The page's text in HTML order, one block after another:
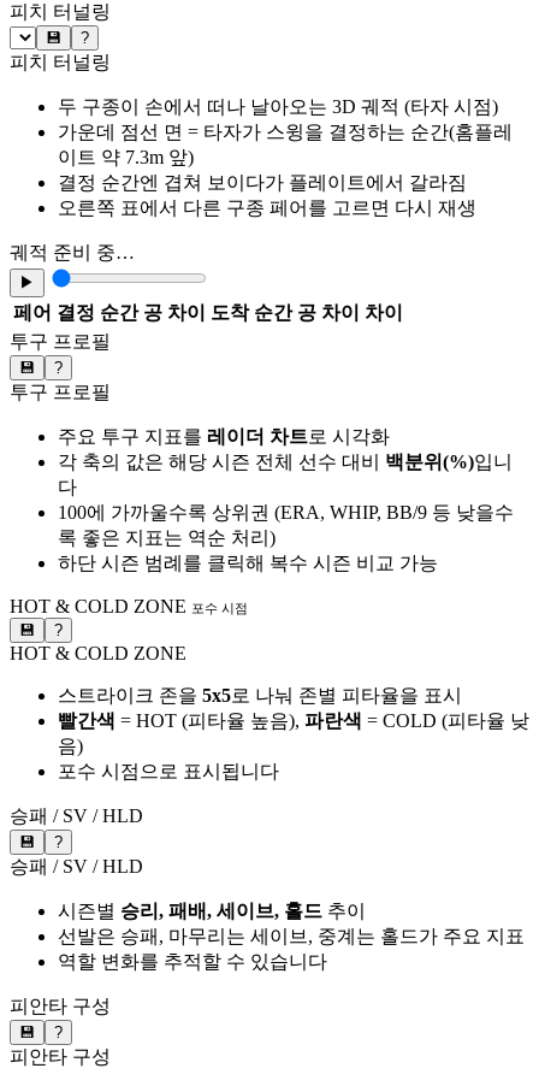
피치 터널링
💾 ?
피치 터널링
두 구종이 손에서 떠나 날아오는 3D 궤적 (타자 시점)
가운데 점선 면 = 타자가 스윙을 결정하는 순간(홈플레
이트 약 7.3m 앞)
결정 순간엔 겹쳐 보이다가 플레이트에서 갈라짐
오른쪽 표에서 다른 구종 페어를 고르면 다시 재생
궤적 준비 중…
▶
페어 결정 순간 공 차이 도착 순간 공 차이
차이
투구 프로필
💾 ?
투구 프로필
주요 투구 지표를 레이더 차트로 시각화
각 축의 값은 해당 시즌 전체 선수 대비 백분위(%)입니
다
100에 가까울수록 상위권 (ERA, WHIP, BB/9 등 낮을수
록 좋은 지표는 역순 처리)
하단 시즌 범례를 클릭해 복수 시즌 비교 가능
HOT & COLD ZONE 포수 시점
💾 ?
HOT & COLD ZONE
스트라이크 존을 5x5로 나눠 존별 피타율을 표시
빨간색 = HOT (피타율 높음), 파란색 = COLD (피타율 낮
음)
포수 시점으로 표시됩니다
승패 / SV / HLD
💾 ?
승패 / SV / HLD
시즌별 승리, 패배, 세이브, 홀드 추이
선발은 승패, 마무리는 세이브, 중계는 홀드가 주요 지표
역할 변화를 추적할 수 있습니다
피안타 구성
💾 ?
피안타 구성